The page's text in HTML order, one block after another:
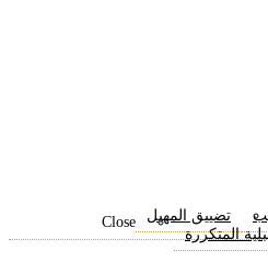
تضييق المهبل
المتكررة
Close